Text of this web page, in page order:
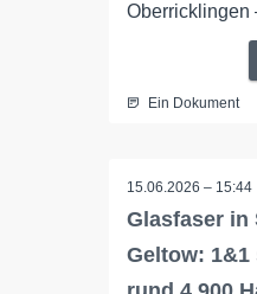
Oberricklingen
Ein Dokument
15.06.2026 – 15:44
Glasfaser in
Geltow: